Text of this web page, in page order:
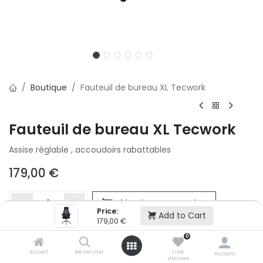
Price:
179,00 € Add to Cart
Accueil Rechercher
0
Liste
d'envies
Account
Boutique Fauteuil de bureau XL Tecwork
Fauteuil de bureau XL Tecwork
Assise réglable , accoudoirs rabattables
179,00 €
Ajouter au panier
Ajouter à la liste d'envie
Si vous ne pouvez pas ajouter cet article dans votre panier